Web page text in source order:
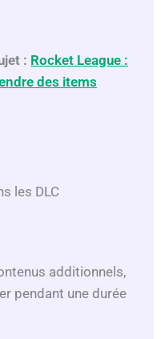
: Rocket League :
des items
les DLC
additionnels,
pendant une durée